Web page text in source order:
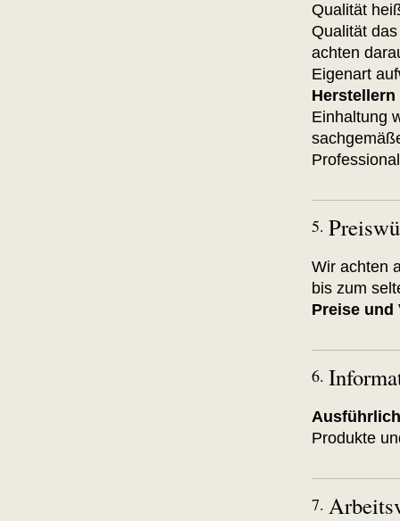
Qualität
Qualität
achten
Eigenart
Herstellern
Einhaltung
5.
Wir achten
bis zum
Preise und
6.
Produkte
7.